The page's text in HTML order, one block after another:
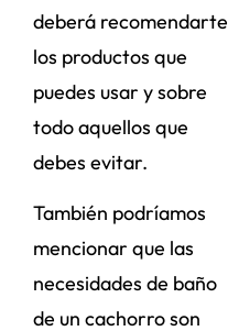
deberá recomendarte
los productos que
puedes usar y sobre
todo aquellos que
debes evitar.
También podríamos
mencionar que las
necesidades de baño
de un cachorro son